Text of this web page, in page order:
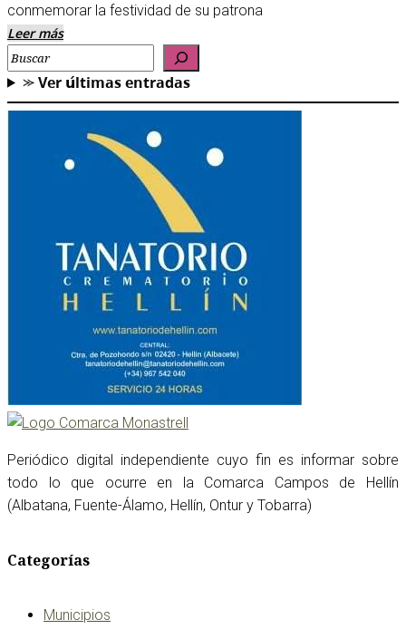
conmemorar la festividad de su patrona
Leer más
Buscar
⪼ 𝗩𝗲𝗿 𝘂́𝗹𝘁𝗶𝗺𝗮𝘀 𝗲𝗻𝘁𝗿𝗮𝗱𝗮𝘀
Periódico digital independiente cuyo fin es informar sobre
todo lo que ocurre en la Comarca Campos de Hellín
(Albatana, Fuente-Álamo, Hellín, Ontur y Tobarra)
Categorías
Municipios